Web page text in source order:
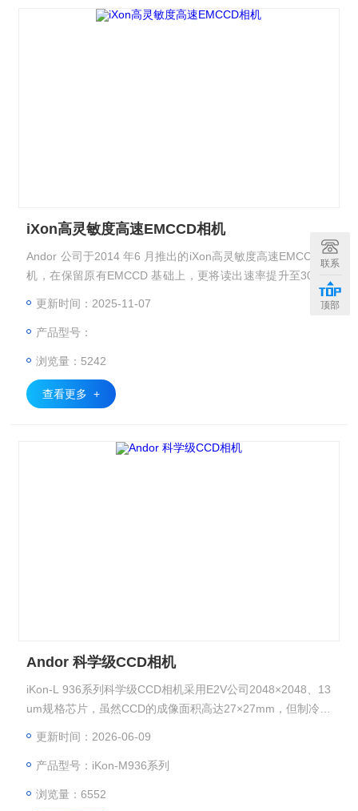
iXon高灵敏度高速EMCCD相机
Andor 公司于2014 年6 月推出的iXon高灵敏度高速EMCCD相
机，在保留原有EMCCD 基础上，更将读出速率提升至30MH
z，在1024×1024 的全幅情况下，帧速可达26fps，读出接口
也由原先的PCI 接口升级为USB3.0，*上满足了科研用户的具
体需求！
更新时间：2025-11-07
产品型号：
浏览量：5242
查看更多 +
Andor 科学级CCD相机
iKon-L 936系列科学级CCD相机采用E2V公司2048×2048、13
um规格芯片，虽然CCD的成像面积高达27×27mm，但制冷温
真空维持度，从而赋予了本系列CCD相机Z大的使用可靠性和
更新时间：2026-06-09
产品型号：iKon-M936系列
浏览量：6552
联系
顶部